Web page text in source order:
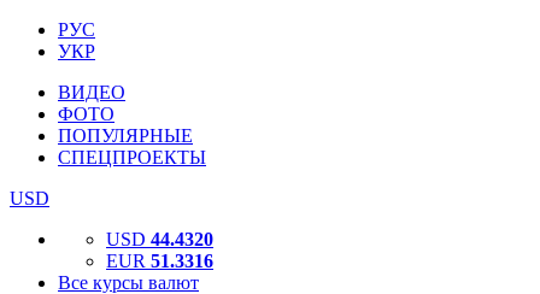
РУС
УКР
ВИДЕО
ФОТО
ПОПУЛЯРНЫЕ
СПЕЦПРОЕКТЫ
USD
USD 44.4320
EUR 51.3316
Все курсы валют